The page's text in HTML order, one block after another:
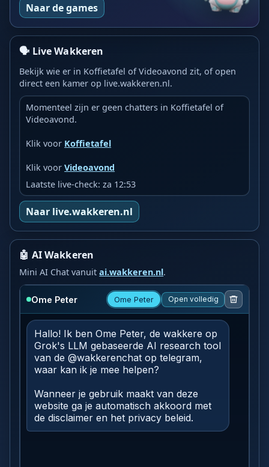
Naar de games
🗣️ Live Wakkeren
Bekijk wie er in Koffietafel of Videoavond zit, of open
direct een kamer op live.wakkeren.nl.
Momenteel zijn er geen chatters in Koffietafel of
Videoavond.
Klik voor Koffietafel
Klik voorVideoavond
Laatste live-check: za 12:53
Naar live.wakkeren.nl
🤖 AI Wakkeren
Mini AI Chat vanuitai.wakkeren.nl.